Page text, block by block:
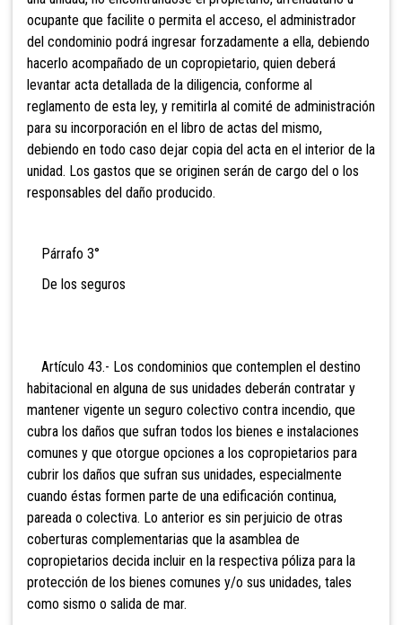
ocupante que facilite o permita el acceso, el administrador
del condominio podrá ingresar forzadamente a ella, debiendo
hacerlo acompañado de un copropietario, quien deberá
levantar acta detallada de la diligencia, conforme al
reglamento de esta ley, y remitirla al comité de administración
para su incorporación en el libro de actas del mismo,
debiendo en todo caso dejar copia del acta en el interior de la
unidad. Los gastos que se originen serán de cargo del o los
responsables del daño producido.
Párrafo 3°
De los seguros
Artículo 43.- Los condominios que contemplen el destino
habitacional en alguna de sus unidades deberán contratar y
mantener vigente un seguro colectivo contra incendio, que
cubra los daños que sufran todos los bienes e instalaciones
comunes y que otorgue opciones a los copropietarios para
cubrir los daños que sufran sus unidades, especialmente
cuando éstas formen parte de una edificación continua,
pareada o colectiva. Lo anterior es sin perjuicio de otras
coberturas complementarias que la asamblea de
copropietarios decida incluir en la respectiva póliza para la
protección de los bienes comunes y/o sus unidades, tales
como sismo o salida de mar.